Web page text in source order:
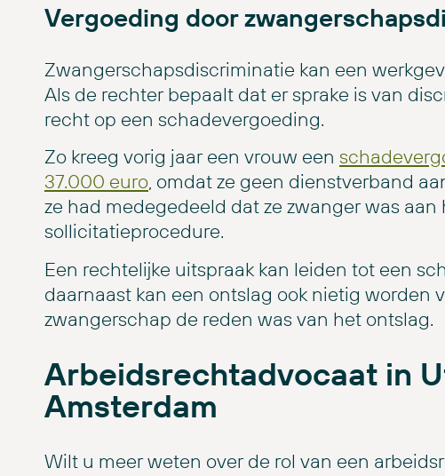
Vergoeding door
Zwangerschapsdiscriminatie kan een
Als de rechter bepaalt dat er sprake is van
recht op een schadevergoeding.
Zo kreeg vorig jaar een vrouw een
37.000 euro, omdat ze geen dienstverband
ze had medegedeeld dat ze zwanger was
sollicitatieprocedure.
Een rechtelijke uitspraak kan leiden tot een
daarnaast kan een ontslag ook nietig worden
zwangerschap de reden was van het ontslag.
Arbeidsrechtadvocaat in
Amsterdam
Wilt u meer weten over de rol van een